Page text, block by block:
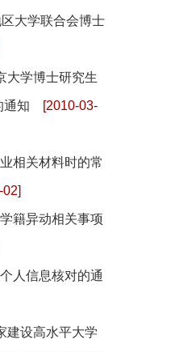
大学联合会博士
大学博士研究生
通知 [2010-03-
相关材料时的常
籍异动相关事项
人信息核对的通
建设高水平大学